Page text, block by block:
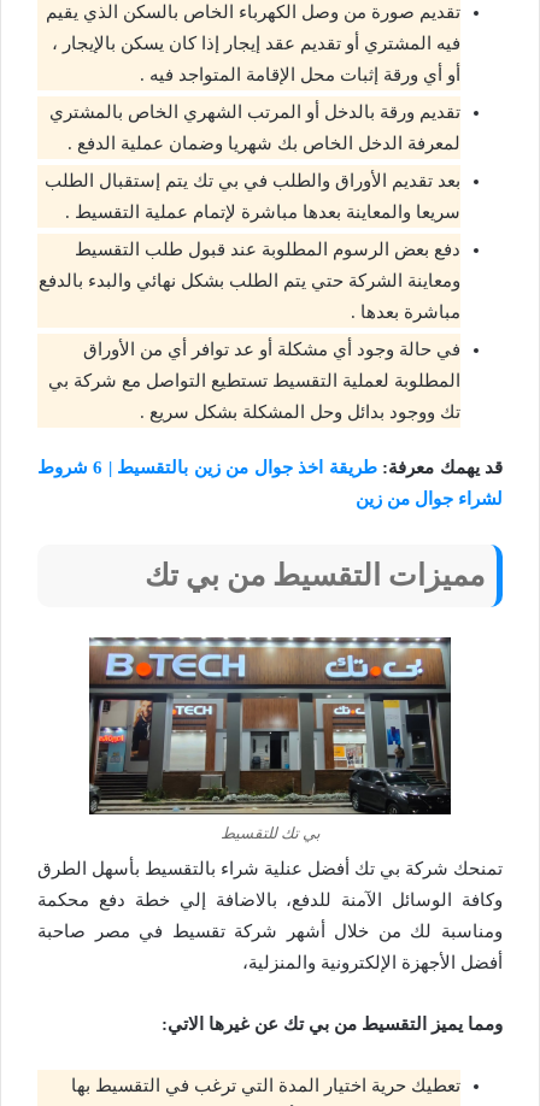
تقديم صورة من وصل الكهرباء الخاص بالسكن الذي يقيم
فيه المشتري أو تقديم عقد إيجار إذا كان يسكن بالإيجار ،
أو أي ورقة إثبات محل الإقامة المتواجد فيه .
تقديم ورقة بالدخل أو المرتب الشهري الخاص بالمشتري
لمعرفة الدخل الخاص بك شهريا وضمان عملية الدفع .
بعد تقديم الأوراق والطلب في بي تك يتم إستقبال الطلب
سريعا والمعاينة بعدها مباشرة لإتمام عملية التقسيط .
دفع بعض الرسوم المطلوبة عند قبول طلب التقسيط
ومعاينة الشركة حتي يتم الطلب بشكل نهائي والبدء بالدفع
مباشرة بعدها .
في حالة وجود أي مشكلة أو عد توافر أي من الأوراق
المطلوبة لعملية التقسيط تستطيع التواصل مع شركة بي
تك ووجود بدائل وحل المشكلة بشكل سريع .
قد يهمك معرفة:
طريقة اخذ جوال من زين بالتقسيط | 6 شروط
لشراء جوال من زين
مميزات التقسيط من بي تك
بي تك للتقسيط
تمنحك شركة بي تك أفضل عنلية شراء بالتقسيط بأسهل الطرق
وكافة الوسائل الآمنة للدفع، بالاضافة إلي خطة دفع محكمة
ومناسبة لك من خلال أشهر شركة تقسيط في مصر صاحبة
أفضل الأجهزة الإلكترونية والمنزلية،
ومما يميز التقسيط من بي تك عن غيرها الاتي:
تعطيك حرية اختيار المدة التي ترغب في التقسيط بها